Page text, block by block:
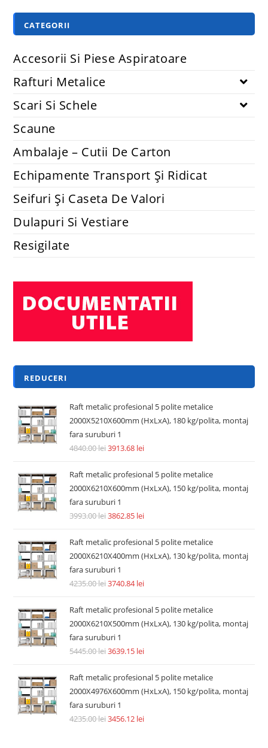
CATEGORII
Accesorii Si Piese Aspiratoare
Rafturi Metalice
Scari Si Schele
Scaune
Ambalaje – Cutii De Carton
Echipamente Transport Și Ridicat
Seifuri Și Caseta De Valori
Dulapuri Si Vestiare
Resigilate
REDUCERI
Raft metalic profesional 5 polite metalice
2000X5210X600mm (HxLxA), 180 kg/polita, montaj
fara suruburi 1
4840.00lei3913.68 lei
Raft metalic profesional 5 polite metalice
2000X6210X600mm (HxLxA), 150 kg/polita, montaj
fara suruburi 1
3993.00lei3862.85 lei
Raft metalic profesional 5 polite metalice
2000X6210X400mm (HxLxA), 130 kg/polita, montaj
fara suruburi 1
4235.00lei3740.84lei
Raft metalic profesional 5 polite metalice
2000X6210X500mm (HxLxA), 130 kg/polita, montaj
fara suruburi 1
5445.00lei3639.15 lei
Raft metalic profesional 5 polite metalice
2000X4976X600mm (HxLxA), 150 kg/polita, montaj
fara suruburi 1
4235.00lei3456.12 lei